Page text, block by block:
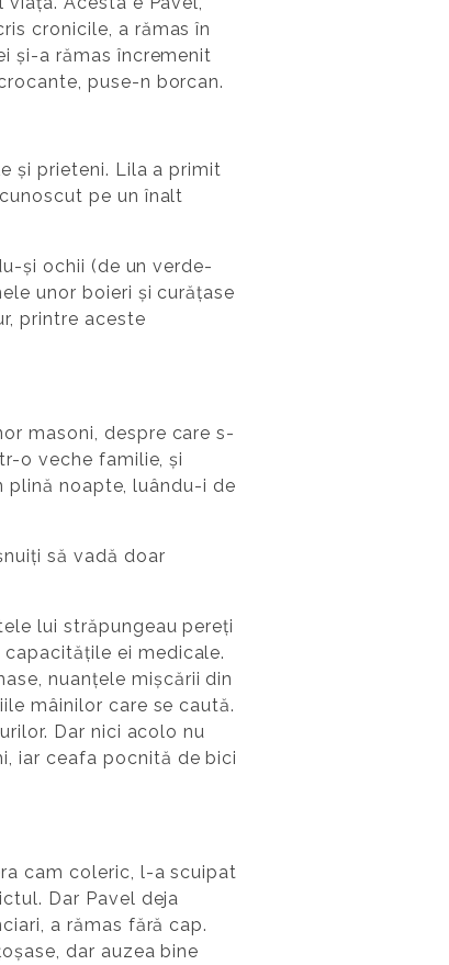
cronicile, a rămas în
și-a rămas încremenit
puse-n borcan.
și prieteni. Lila a primit
pe un înalt
și ochii (de un verde-
unor boieri și curățase
printre aceste
masoni, despre care s-
o veche familie, și
plină noapte, luându-i de
să vadă doar
lui străpungeau pereți
ei medicale.
nuanțele mișcării din
mâinilor care se caută.
Dar nici acolo nu
iar ceafa pocnită de bici
cam coleric, l-a scuipat
Dar Pavel deja
a rămas fără cap.
dar auzea bine